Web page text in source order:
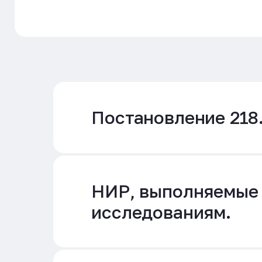
Постановление
НИР, выполняемые
исследованиям.